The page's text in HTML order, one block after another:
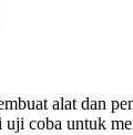
alat dan
coba untuk